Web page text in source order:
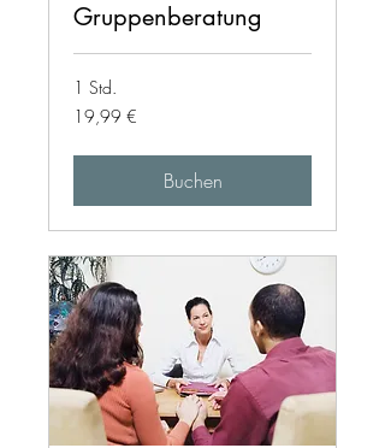
Gruppenberatung
1 Std.
19,99
Euro
19,99 €
Buchen